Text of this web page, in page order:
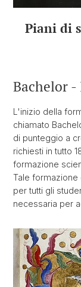
Piani di
Bachelor
L'inizio della
chiamato
di punteggio a
richiesti in tutto
formazione
Tale formazione
per tutti gli
necessaria per